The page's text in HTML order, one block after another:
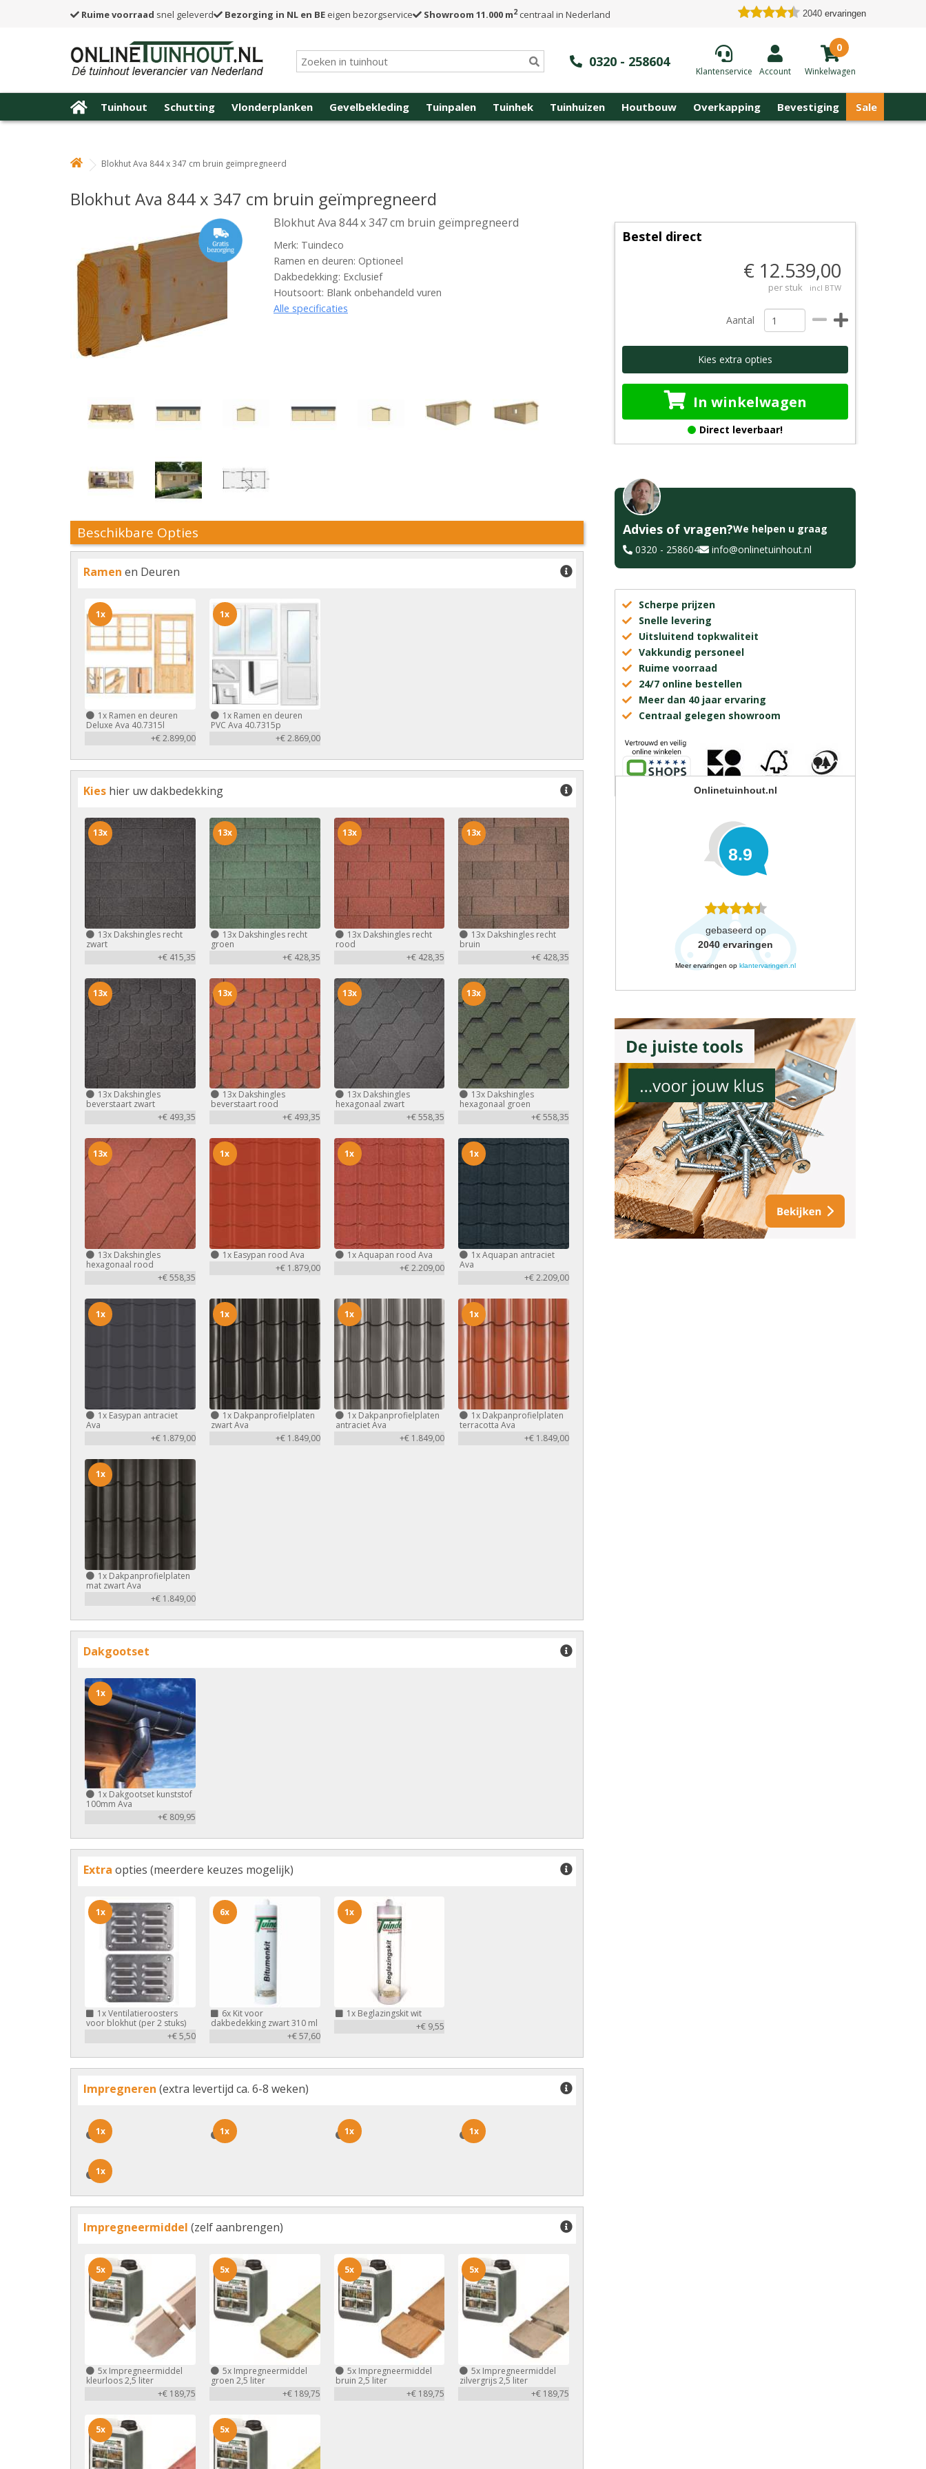
Ruime voorraad snel geleverd Bezorging in NL en BE eigen bezorgservice Showroom 11.000 m2centraal in Nederland 2040 ervaringen
0320 - 258604
Klantenservice Account
0
Winkelwagen
Tuinhout Schutting Vlonderplanken Gevelbekleding Tuinpalen Tuinhek Tuinhuizen Houtbouw Overkapping Bevestiging Sale
Blokhut Ava 844 x 347 cm bruin geïmpregneerd
Blokhut Ava 844 x 347 cm bruin geïmpregneerd
Blokhut Ava 844 x 347 cm bruin geïmpregneerd
Merk: Tuindeco
Ramen en deuren: Optioneel
Dakbedekking: Exclusief
Houtsoort: Blank onbehandeld vuren
Alle specificaties
Beschikbare Opties
Ramen en Deuren
1x Ramen en deuren
Deluxe Ava 40.7315l
+€ 2.899,00
1x
1xRamen en deuren
PVC Ava 40.7315p
+€ 2.869,00
1x
Kies hier uw dakbedekking
13x Dakshingles recht
zwart
+€ 415,35
13x
13xDakshingles recht
groen
+€ 428,35
13x
13xDakshingles recht
rood
+€ 428,35
13x
13x Dakshingles recht
bruin
+€ 428,35
13x
13x Dakshingles
beverstaart zwart
+€ 493,35
13x
13xDakshingles
beverstaart rood
+€ 493,35
13x
13xDakshingles
hexagonaal zwart
+€ 558,35
13x
13x Dakshingles
hexagonaal groen
+€ 558,35
13x
13x Dakshingles
hexagonaal rood
+€ 558,35
13x
1xEasypan rood Ava
+€ 1.879,00
1x
1xAquapan rood Ava
+€ 2.209,00
1x
1xAquapan antraciet
Ava
+€ 2.209,00
1x
1x Easypan antraciet
Ava
+€ 1.879,00
1x
1xDakpanprofielplaten
zwart Ava
+€ 1.849,00
1x
1xDakpanprofielplaten
antraciet Ava
+€ 1.849,00
1x
1x Dakpanprofielplaten
terracotta Ava
+€ 1.849,00
1x
1x Dakpanprofielplaten
mat zwart Ava
+€ 1.849,00
1x
Dakgootset
1x Dakgootset kunststof
100mm Ava
+€ 809,95
1x
Extra opties (meerdere keuzes mogelijk)
1xVentilatieroosters
voor blokhut (per 2 stuks)
+€ 5,50
1x
6xKit voor
dakbedekking zwart 310 ml
+€ 57,60
6x
1xBeglazingskit wit
+€ 9,55
1x
Impregneren (extra levertijd ca. 6-8 weken)
1x
1x 1x
1x 1x
1x 1x
1x
1x
1x
Impregneermiddel (zelf aanbrengen)
5x Impregneermiddel
kleurloos 2,5 liter
+€ 189,75
5x
5xImpregneermiddel
groen 2,5 liter
+€ 189,75
5x
5xImpregneermiddel
bruin 2,5 liter
+€ 189,75
5x
5x Impregneermiddel
zilvergrijs 2,5 liter
+€ 189,75
5x
5x 5x
Bestel direct
€ 12.539,00
per stuk incl BTW
Aantal
Kies extra opties
In winkelwagen
Direct leverbaar!
Advies of vragen?We helpen u graag
0320 - 258604
info@onlinetuinhout.nl
Scherpe prijzen
Snelle levering
Uitsluitend topkwaliteit
Vakkundig personeel
Ruime voorraad
24/7 online bestellen
Meer dan 40 jaar ervaring
Centraal gelegen showroom
Onlinetuinhout.nl
8.9
gebaseerd op
2040 ervaringen
Meer ervaringen op klantervaringen.nl